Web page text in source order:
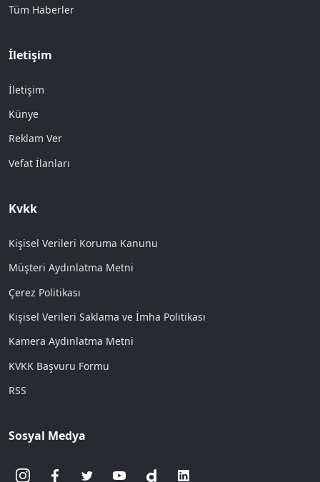
Tüm Haberler
İletişim
İletişim
Künye
Reklam Ver
Vefat İlanları
Kvkk
Kişisel Verileri Koruma Kanunu
Müşteri Aydınlatma Metni
Çerez Politikası
Kişisel Verileri Saklama ve İmha Politikası
Kamera Aydınlatma Metni
KVKK Başvuru Formu
RSS
Sosyal Medya